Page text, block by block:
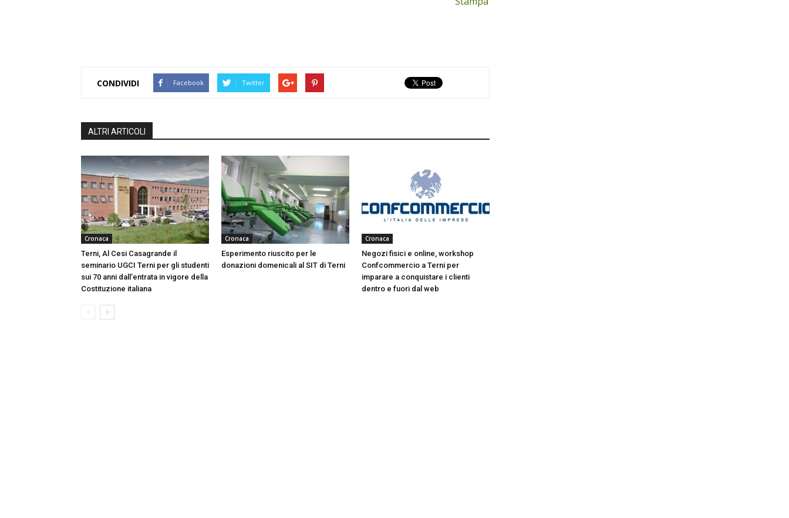
CONDIVIDI Facebook Twitter
ALTRI ARTICOLI
Cronaca
Terni, Al Cesi Casagrande il
seminario UGCI Terni per gli studenti
sui 70 anni dall’entrata in vigore della
Costituzione italiana
Cronaca
Esperimento riuscito per le
donazioni domenicali al SIT di Terni
Cronaca
Negozi fisici e online, workshop
Confcommercio a Terni per
imparare a conquistare i clienti
dentro e fuori dal web